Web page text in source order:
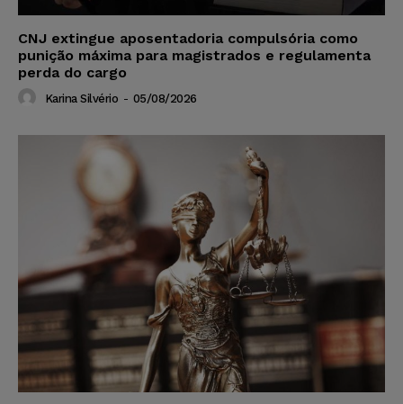
CNJ extingue aposentadoria compulsória como
punição máxima para magistrados e regulamenta
perda do cargo
Karina Silvério - 05/08/2026